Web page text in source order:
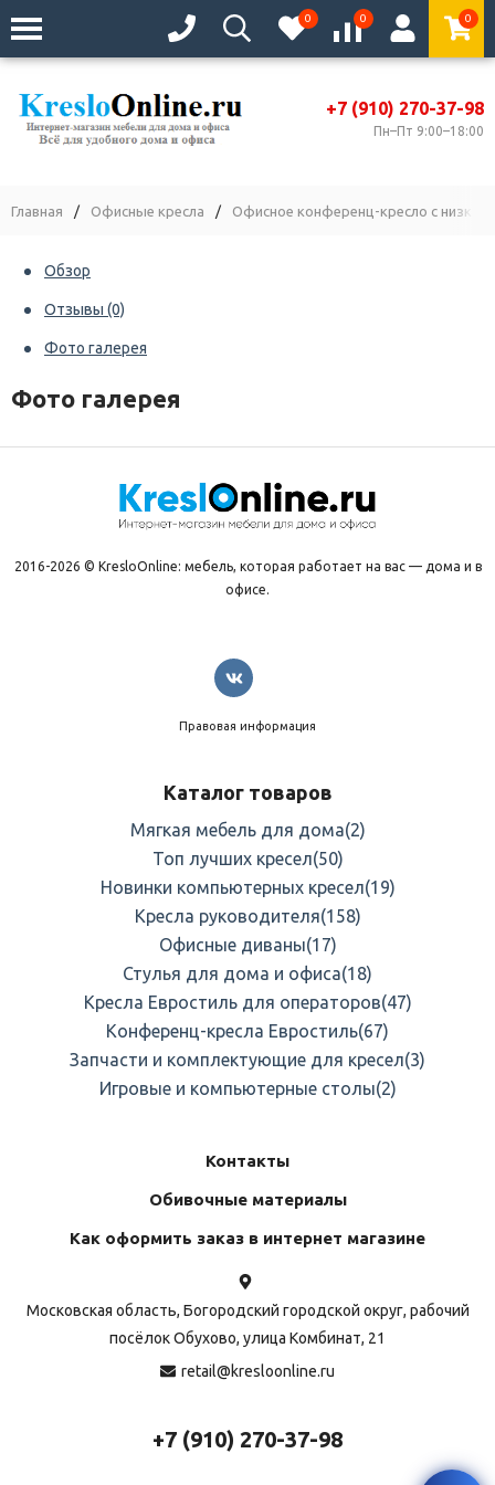
0 0 0
+7 (910) 270-37-98
Пн–Пт 9:00–18:00
Главная / Офисные кресла / Офисное конференц-кресло с
Обзор
Отзывы (0)
Фото галерея
Фото галерея
2016-2026 © KresloOnline: мебель, которая работает на вас — дома и в
офисе.
Правовая информация
Каталог товаров
Мягкая мебель для дома(2)
Топ лучших кресел(50)
Новинки компьютерных кресел(19)
Кресла руководителя(158)
Офисные диваны(17)
Стулья для дома и офиса(18)
Кресла Евростиль для операторов(47)
Конференц-кресла Евростиль(67)
Запчасти и комплектующие для кресел(3)
Игровые и компьютерные столы(2)
Контакты
Обивочные материалы
Как оформить заказ в интернет магазине
Московская область, Богородский городской округ, рабочий
посёлок Обухово, улица Комбинат, 21
retail@kresloonline.ru
+7 (910) 270-37-98